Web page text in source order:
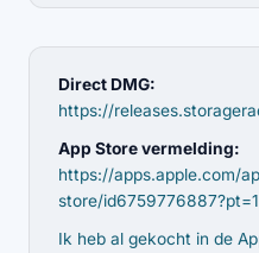
Direct-versie gratis
pagina voor meer
Direct DMG:
https://
App Store vermelding:
https://apps.apple.com/
store/
Ik heb al gekocht in de